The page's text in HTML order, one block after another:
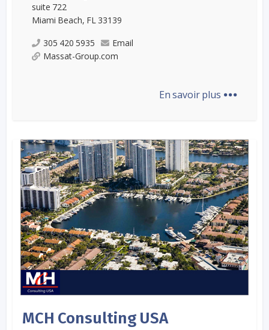
suite 722
Miami Beach, FL 33139
305 420 5935
Email
Massat-Group.com
En savoir plus ...
MCH Consulting USA